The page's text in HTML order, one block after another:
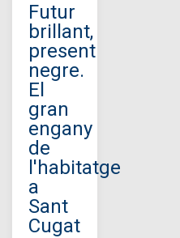
Futur
brillant,
present
negre.
El
gran
engany
de
l'habitatge
a
Sant
Cugat